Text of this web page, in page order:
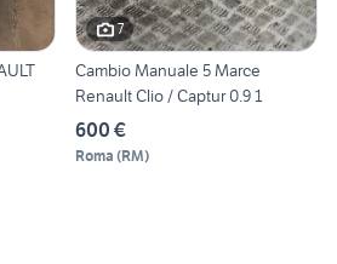
7
Cambio Manuale 5 Marce
Renault Clio / Captur 0.9 1
600 €
Roma (RM)